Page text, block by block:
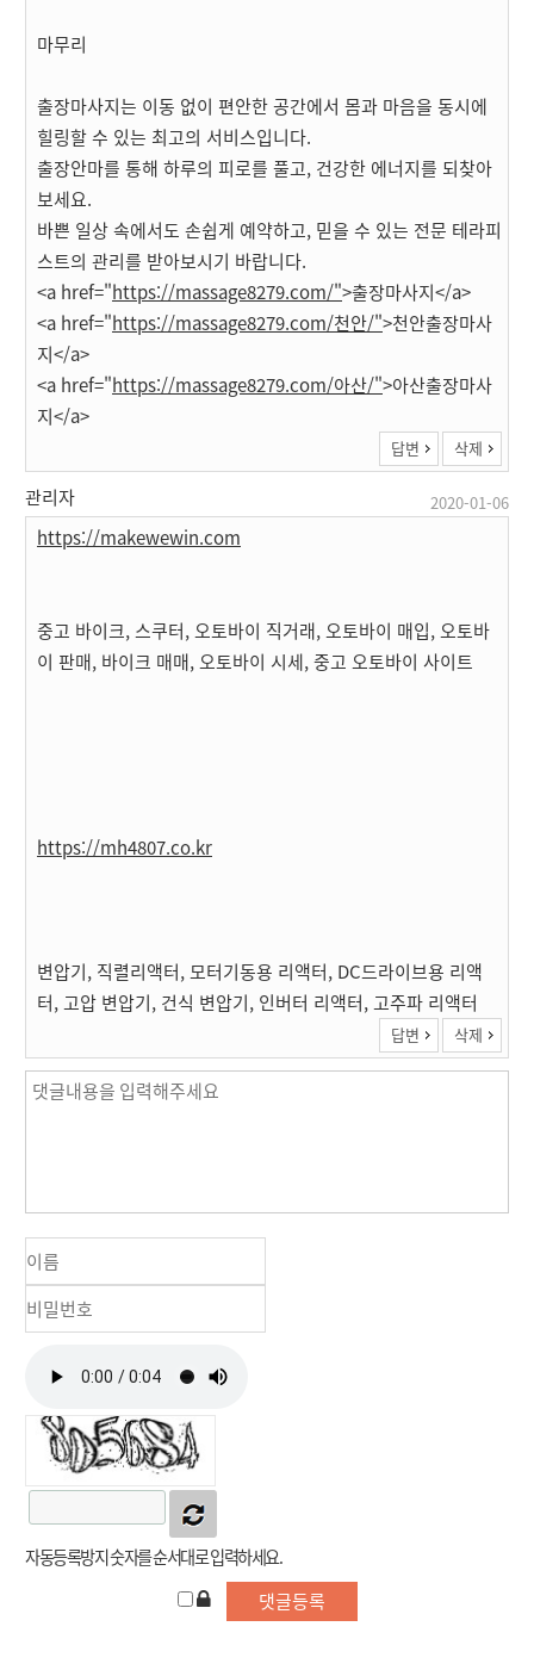
마무리
출장마사지는 이동 없이 편안한 공간에서 몸과 마음을 동시에
힐링할 수 있는 최고의 서비스입니다.
출장안마를 통해 하루의 피로를 풀고, 건강한 에너지를 되찾아
보세요.
바쁜 일상 속에서도 손쉽게 예약하고, 믿을 수 있는 전문 테라피
스트의 관리를 받아보시기 바랍니다.
<a href="https://massage8279.com/">출장마사지</a>
<a href="https://massage8279.com/천안/">천안출장마사
지</a>
<a href="https://massage8279.com/아산/">아산출장마사
지</a>
답변 삭제
관리자 2020-01-06
https://makewewin.com
중고 바이크, 스쿠터, 오토바이 직거래, 오토바이 매입, 오토바
이 판매, 바이크 매매, 오토바이 시세, 중고 오토바이 사이트
https://mh4807.co.kr
변압기, 직렬리액터, 모터기동용 리액터, DC드라이브용 리액
터, 고압 변압기, 건식 변압기, 인버터 리액터, 고주파 리액터
답변 삭제
자동등록방지 숫자를 순서대로 입력하세요.